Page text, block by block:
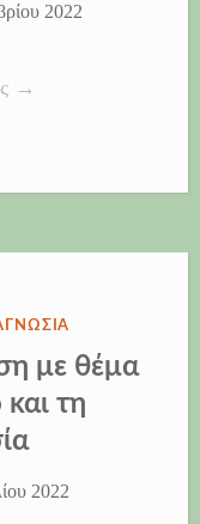
2022
“Λειτουργία
του
→
με θέμα
και τη
2022